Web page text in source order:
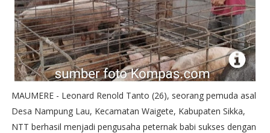
MAUMERE - Leonard Renold Tanto (26), seorang pemuda asal
Desa Nampung Lau, Kecamatan Waigete, Kabupaten Sikka,
NTT berhasil menjadi pengusaha peternak babi sukses dengan